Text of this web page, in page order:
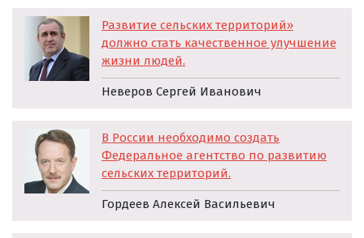
Развитие сельских территорий»
должно стать качественное улучшение
жизни людей.
Неверов Сергей Иванович
В России необходимо создать
Федеральное агентство по развитию
сельских территорий.
Гордеев Алексей Васильевич